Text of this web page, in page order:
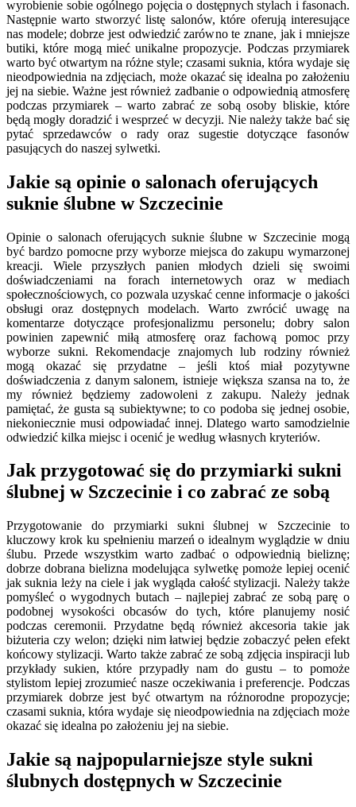
wyrobienie sobie ogólnego pojęcia o dostępnych stylach i fasonach.
Następnie warto stworzyć listę salonów, które oferują interesujące
nas modele; dobrze jest odwiedzić zarówno te znane, jak i mniejsze
butiki, które mogą mieć unikalne propozycje. Podczas przymiarek
warto być otwartym na różne style; czasami suknia, która wydaje się
nieodpowiednia na zdjęciach, może okazać się idealna po założeniu
jej na siebie. Ważne jest również zadbanie o odpowiednią atmosferę
podczas przymiarek – warto zabrać ze sobą osoby bliskie, które
będą mogły doradzić i wesprzeć w decyzji. Nie należy także bać się
pytać sprzedawców o rady oraz sugestie dotyczące fasonów
pasujących do naszej sylwetki.
Jakie są opinie o salonach oferujących
suknie ślubne w Szczecinie
Opinie o salonach oferujących suknie ślubne w Szczecinie mogą
być bardzo pomocne przy wyborze miejsca do zakupu wymarzonej
kreacji. Wiele przyszłych panien młodych dzieli się swoimi
doświadczeniami na forach internetowych oraz w mediach
społecznościowych, co pozwala uzyskać cenne informacje o jakości
obsługi oraz dostępnych modelach. Warto zwrócić uwagę na
komentarze dotyczące profesjonalizmu personelu; dobry salon
powinien zapewnić miłą atmosferę oraz fachową pomoc przy
wyborze sukni. Rekomendacje znajomych lub rodziny również
mogą okazać się przydatne – jeśli ktoś miał pozytywne
doświadczenia z danym salonem, istnieje większa szansa na to, że
my również będziemy zadowoleni z zakupu. Należy jednak
pamiętać, że gusta są subiektywne; to co podoba się jednej osobie,
niekoniecznie musi odpowiadać innej. Dlatego warto samodzielnie
odwiedzić kilka miejsc i ocenić je według własnych kryteriów.
Jak przygotować się do przymiarki sukni
ślubnej w Szczecinie i co zabrać ze sobą
Przygotowanie do przymiarki sukni ślubnej w Szczecinie to
kluczowy krok ku spełnieniu marzeń o idealnym wyglądzie w dniu
ślubu. Przede wszystkim warto zadbać o odpowiednią bieliznę;
dobrze dobrana bielizna modelująca sylwetkę pomoże lepiej ocenić
jak suknia leży na ciele i jak wygląda całość stylizacji. Należy także
pomyśleć o wygodnych butach – najlepiej zabrać ze sobą parę o
podobnej wysokości obcasów do tych, które planujemy nosić
podczas ceremonii. Przydatne będą również akcesoria takie jak
biżuteria czy welon; dzięki nim łatwiej będzie zobaczyć pełen efekt
końcowy stylizacji. Warto także zabrać ze sobą zdjęcia inspiracji lub
przykłady sukien, które przypadły nam do gustu – to pomoże
stylistom lepiej zrozumieć nasze oczekiwania i preferencje. Podczas
przymiarek dobrze jest być otwartym na różnorodne propozycje;
czasami suknia, która wydaje się nieodpowiednia na zdjęciach może
okazać się idealna po założeniu jej na siebie.
Jakie są najpopularniejsze style sukni
ślubnych dostępnych w Szczecinie